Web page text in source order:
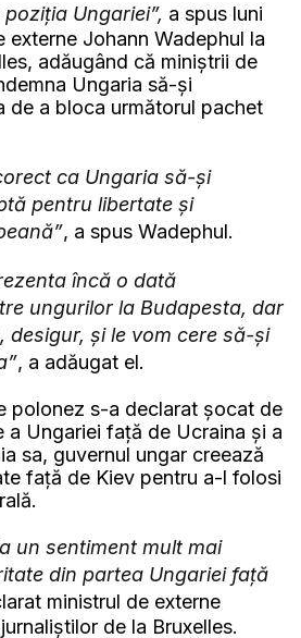
Ungariei”, a spus luni
externe Johann Wadephul la
adăugând că miniștrii de
Ungaria să-și
de a bloca următorul pachet
ca Ungaria să-și
pentru libertate și
, a spus Wadephul.
încă o dată
ungurilor la Budapesta, dar
desigur, și le vom cere să-și
, a adăugat el.
polonez s-a declarat șocat de
a Ungariei față de Ucraina și a
sa, guvernul ungar creează
față de Kiev pentru a-l folosi
un sentiment mult mai
din partea Ungariei față
ministrul de externe
de la Bruxelles.